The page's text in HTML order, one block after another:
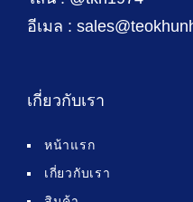
อีเมล :
เกี่ยวกับเรา
หน้าแรก
เกี่ยวกับเรา